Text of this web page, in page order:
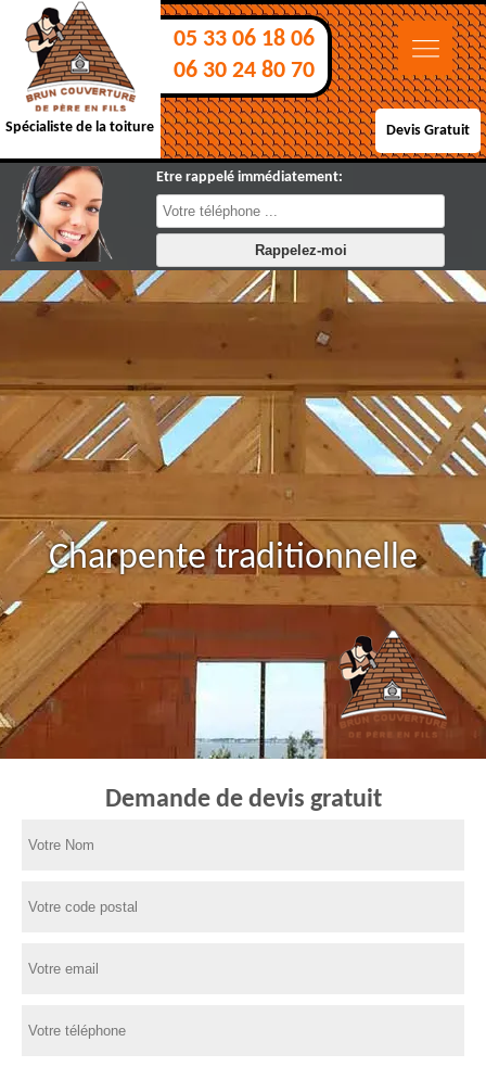
Spécialiste de la toiture
05 33 06 18 06
06 30 24 80 70
Devis Gratuit
Etre rappelé immédiatement:
Charpente traditionnelle
Demande de devis gratuit